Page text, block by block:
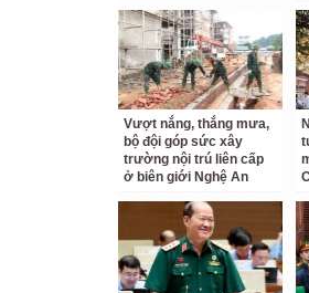
Vượt nắng, thắng mưa,
bộ đội góp sức xây
trường nội trú liên cấp
ở biên giới Nghệ An